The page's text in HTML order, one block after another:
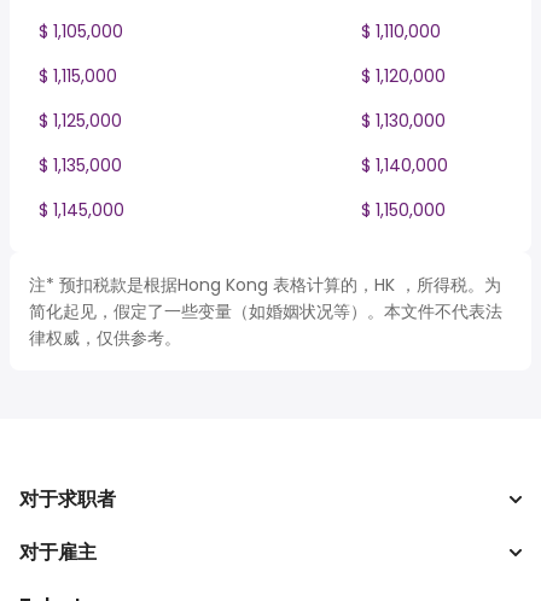
$ 1,105,000
$ 1,110,000
$ 1,115,000
$ 1,120,000
$ 1,125,000
$ 1,130,000
$ 1,135,000
$ 1,140,000
$ 1,145,000
$ 1,150,000
注* 预扣税款是根据Hong Kong 表格计算的，HK ，所得税。为
简化起见，假定了一些变量（如婚姻状况等）。本文件不代表法
律权威，仅供参考。
对于求职者
搜索工作
对于雇主